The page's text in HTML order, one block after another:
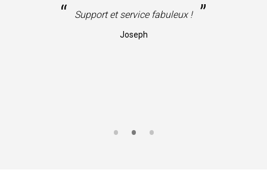
“ Support et service fabuleux ! ”
Joseph